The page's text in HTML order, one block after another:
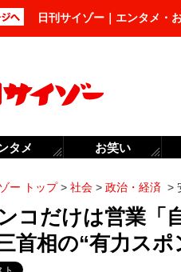
日刊サイゾー｜エンタメ・
ー トップ> 社会 > 政治・経済 >
コだけは営業「
首相の“有力スポ
タメ お笑い